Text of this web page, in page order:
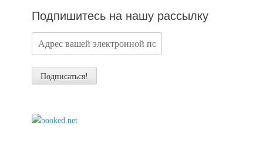
Подпишитесь на нашу рассылку